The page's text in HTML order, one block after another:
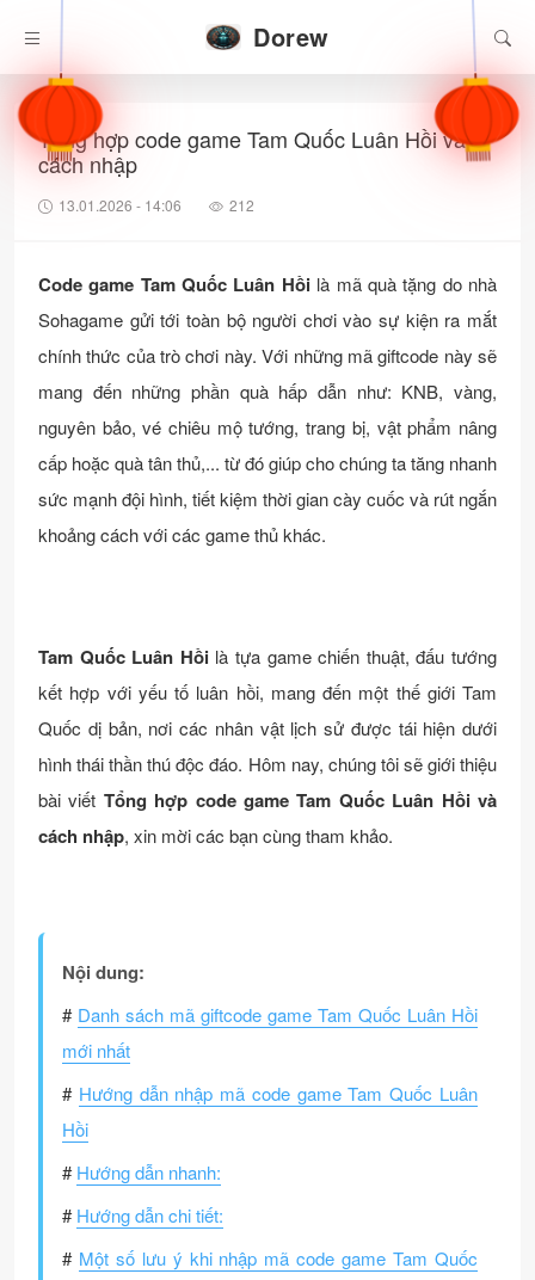
Dorew
Tổng hợp code game Tam Quốc Luân Hồi và
cách nhập
13.01.2026 - 14:06 212
Code game Tam Quốc Luân Hồilà mã quà tặng do nhà
Sohagame gửi tới toàn bộ người chơi vào sự kiện ra mắt
chính thức của trò chơi này. Với những mã giftcode này sẽ
mang đến những phần quà hấp dẫn như: KNB, vàng,
nguyên bảo, vé chiêu mộ tướng, trang bị, vật phẩm nâng
cấp hoặc quà tân thủ,... từ đó giúp cho chúng ta tăng nhanh
sức mạnh đội hình, tiết kiệm thời gian cày cuốc và rút ngắn
khoảng cách với các game thủ khác.
Tam Quốc Luân Hồi là tựa game chiến thuật, đấu tướng
kết hợp với yếu tố luân hồi, mang đến một thế giới Tam
Quốc dị bản, nơi các nhân vật lịch sử được tái hiện dưới
hình thái thần thú độc đáo. Hôm nay, chúng tôi sẽ giới thiệu
bài viết Tổng hợp code game Tam Quốc Luân Hồi và
cách nhập, xin mời các bạn cùng tham khảo.
Nội dung:
# Danh sách mã giftcode game Tam Quốc Luân Hồi
mới nhất
# Hướng dẫn nhập mã code game Tam Quốc Luân
Hồi
#Hướng dẫn nhanh:
#Hướng dẫn chi tiết:
# Một số lưu ý khi nhập mã code game Tam Quốc